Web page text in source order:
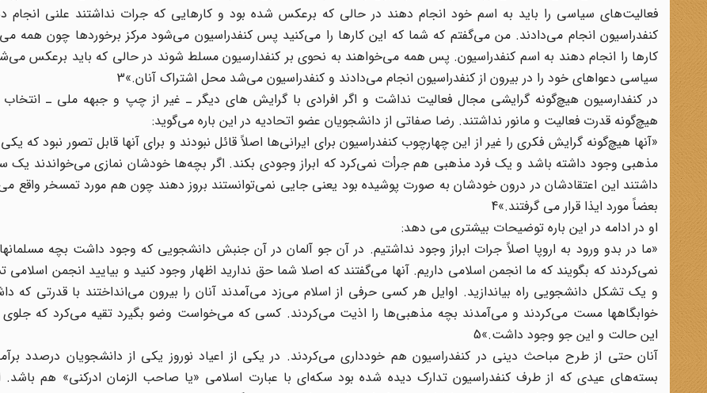
فعالیت‌های سیاسی را باید به اسم خود انجام دهند در حالی که برعکس شده بود و کارهایی که جرات نداشتند علنی انجام
کنفدراسیون انجام می‌دادند. من می‌گفتم که شما که این کارها را می‌کنید پس کنفدراسیون می‌شود مرکز برخوردها چون همه
کارها را انجام دهند به اسم کنفدراسیون. پس همه می‌خواهند به نحوی بر کنفدارسیون مسلط شوند در حالی که باید برعکس
سیاسی دعواهای خود را در بیرون از کنفدراسیون انجام می‌دادند و کنفدراسیون می‌شد محل اشتراک آنان.»3
در کنفدارسیون هیچ‌گونه گرایشی مجال فعالیت نداشت و اگر افرادی با گرایش های دیگر ـ غیر از چپ و جبهه ملی ـ
هیچ‌گونه قدرت فعالیت و مانور نداشتند. رضا صفاتی از دانشجویان عضو اتحادیه در این باره می‌گوید:
«آنها هیچ‌گونه گرایش فکری را غیر از این چهارچوب کنفدراسیون برای ایرانی‌ها اصلاً قائل نبودند و برای آنها قابل تصور نبود که
مذهبی وجود داشته باشد و یک فرد مذهبی هم جرأت نمی‌کرد که ابراز وجودی بکند. اگر بچه‌ها خودشان نمازی می‌خواندند یک
داشتند این اعتقادشان در درون خودشان به صورت پوشیده بود یعنی جایی نمی‌توانستند بروز دهند چون هم مورد تمسخر واقع
بعضاً مورد ایذا قرار می گرفتند.»4
او در ادامه در این باره توضیحات بیشتری می دهد:
«ما در بدو ورود به اروپا اصلاً جرات ابراز وجود نداشتیم. در آن جو آلمان در آن جنبش دانشجویی که وجود داشت بچه
نمی‌کردند که بگویند که ما انجمن اسلامی داریم. آنها می‌گفتند که اصلا شما حق ندارید اظهار وجود کنید و بیایید انجمن
و یک تشکل دانشجویی راه بیاندازید. اوایل هر کسی حرفی از اسلام می‌زد می‌آمدند آنان را بیرون می‌انداختند با قدرتی که
خوابگاهها مست می‌کردند و می‌آمدند بچه مذهبی‌ها را اذیت می‌کردند. کسی که می‌خواست وضو بگیرد تقیه می‌کرد که جلوی
این حالت و این جو وجود داشت.»5
آنان حتی از طرح مباحث دینی در کنفدراسیون هم خودداری می‌کردند. در یکی از اعیاد نوروز یکی از دانشجویان درصدد
بسته‌های عیدی که از طرف کنفدراسیون تدارک دیده شده بود سکه‌ای با عبارت اسلامی «یا صاحب الزمان ادرکنی» هم باشد.